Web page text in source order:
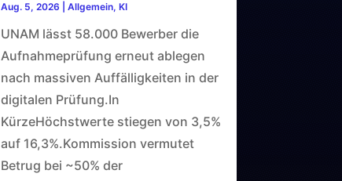
Aug. 5, 2026 Allgemein, KI
UNAM lässt 58.000 Bewerber die
Aufnahmeprüfung erneut ablegen
nach massiven Auffälligkeiten in der
digitalen Prüfung.In
KürzeHöchstwerte stiegen von 3,5%
auf 16,3%.Kommission vermutet
Betrug bei ~50% der